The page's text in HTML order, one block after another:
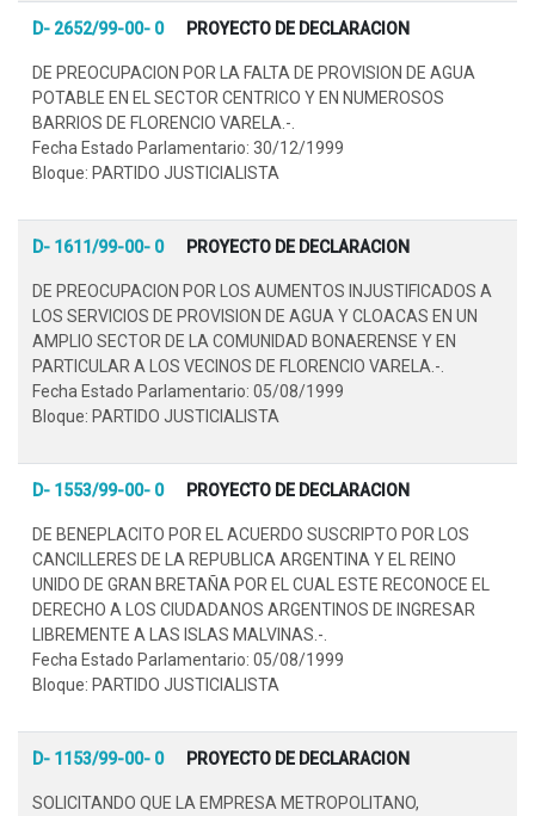
D- 2652/99-00- 0 PROYECTO DE DECLARACION
DE PREOCUPACION POR LA FALTA DE PROVISION DE AGUA
POTABLE EN EL SECTOR CENTRICO Y EN NUMEROSOS
BARRIOS DE FLORENCIO VARELA.-.
Fecha Estado Parlamentario: 30/12/1999
Bloque: PARTIDO JUSTICIALISTA
D- 1611/99-00- 0 PROYECTO DE DECLARACION
DE PREOCUPACION POR LOS AUMENTOS INJUSTIFICADOS A
LOS SERVICIOS DE PROVISION DE AGUA Y CLOACAS EN UN
AMPLIO SECTOR DE LA COMUNIDAD BONAERENSE Y EN
PARTICULAR A LOS VECINOS DE FLORENCIO VARELA.-.
Fecha Estado Parlamentario: 05/08/1999
Bloque: PARTIDO JUSTICIALISTA
D- 1553/99-00- 0 PROYECTO DE DECLARACION
DE BENEPLACITO POR EL ACUERDO SUSCRIPTO POR LOS
CANCILLERES DE LA REPUBLICA ARGENTINA Y EL REINO
UNIDO DE GRAN BRETAÑA POR EL CUAL ESTE RECONOCE EL
DERECHO A LOS CIUDADANOS ARGENTINOS DE INGRESAR
LIBREMENTE A LAS ISLAS MALVINAS.-.
Fecha Estado Parlamentario: 05/08/1999
Bloque: PARTIDO JUSTICIALISTA
D- 1153/99-00- 0 PROYECTO DE DECLARACION
SOLICITANDO QUE LA EMPRESA METROPOLITANO,